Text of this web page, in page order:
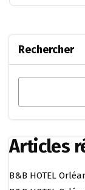
Rechercher
Articles
B&B HOTEL